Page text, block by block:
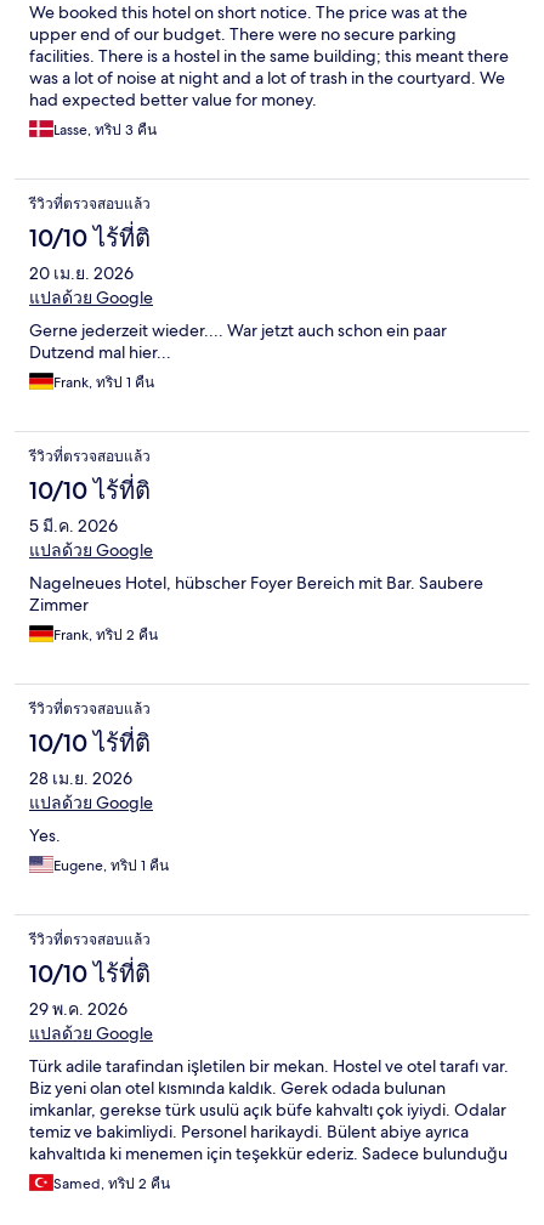
We booked this hotel on short notice. The price was at the
upper end of our budget. There were no secure parking
facilities. There is a hostel in the same building; this meant there
was a lot of noise at night and a lot of trash in the courtyard. We
had expected better value for money.
Lasse, ทริป 3 คืน
รีวิวที่ตรวจสอบแล้ว
10/10 ไร้ที่ติ
20 เม.ย. 2026
แปลด้วย Google
Gerne jederzeit wieder.... War jetzt auch schon ein paar
Dutzend mal hier...
Frank, ทริป 1 คืน
รีวิวที่ตรวจสอบแล้ว
10/10 ไร้ที่ติ
5 มี.ค. 2026
แปลด้วย Google
Nagelneues Hotel, hübscher Foyer Bereich mit Bar. Saubere
Zimmer
Frank, ทริป 2 คืน
รีวิวที่ตรวจสอบแล้ว
10/10 ไร้ที่ติ
28 เม.ย. 2026
แปลด้วย Google
Yes.
Eugene, ทริป 1 คืน
รีวิวที่ตรวจสอบแล้ว
10/10 ไร้ที่ติ
29 พ.ค. 2026
แปลด้วย Google
Türk adile tarafindan işletilen bir mekan. Hostel ve otel tarafı var.
Biz yeni olan otel kısmında kaldık. Gerek odada bulunan
imkanlar, gerekse türk usulü açık büfe kahvaltı çok iyiydi. Odalar
temiz ve bakimliydi. Personel harikaydi. Bülent abiye ayrıca
kahvaltıda ki menemen için teşekkür ederiz. Sadece bulunduğu
konum biraz tenha gibiydi ama oralarda normal sanırım. 15
dakikaya merkeze giden metroya geçebiliyorsunuz. Ücretsiz
Samed, ทริป 2 คืน